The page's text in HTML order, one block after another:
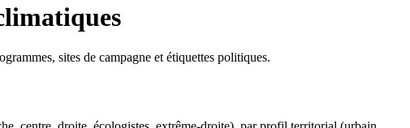
sites de campagne et étiquettes politiques.